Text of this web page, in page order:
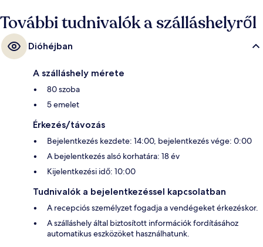
További tudnivalók a szálláshelyről
Dióhéjban
A szálláshely mérete
80 szoba
5 emelet
Érkezés/távozás
Bejelentkezés kezdete: 14:00, bejelentkezés vége: 0:00
A bejelentkezés alsó korhatára: 18 év
Kijelentkezési idő: 10:00
Tudnivalók a bejelentkezéssel kapcsolatban
A recepciós személyzet fogadja a vendégeket érkezéskor.
A szálláshely által biztosított információk fordításához
automatikus eszközöket használhatunk.